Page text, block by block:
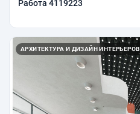
Работа 4119223
АРХИТЕКТУРА И ДИЗАЙН ИНТЕРЬЕРОВ